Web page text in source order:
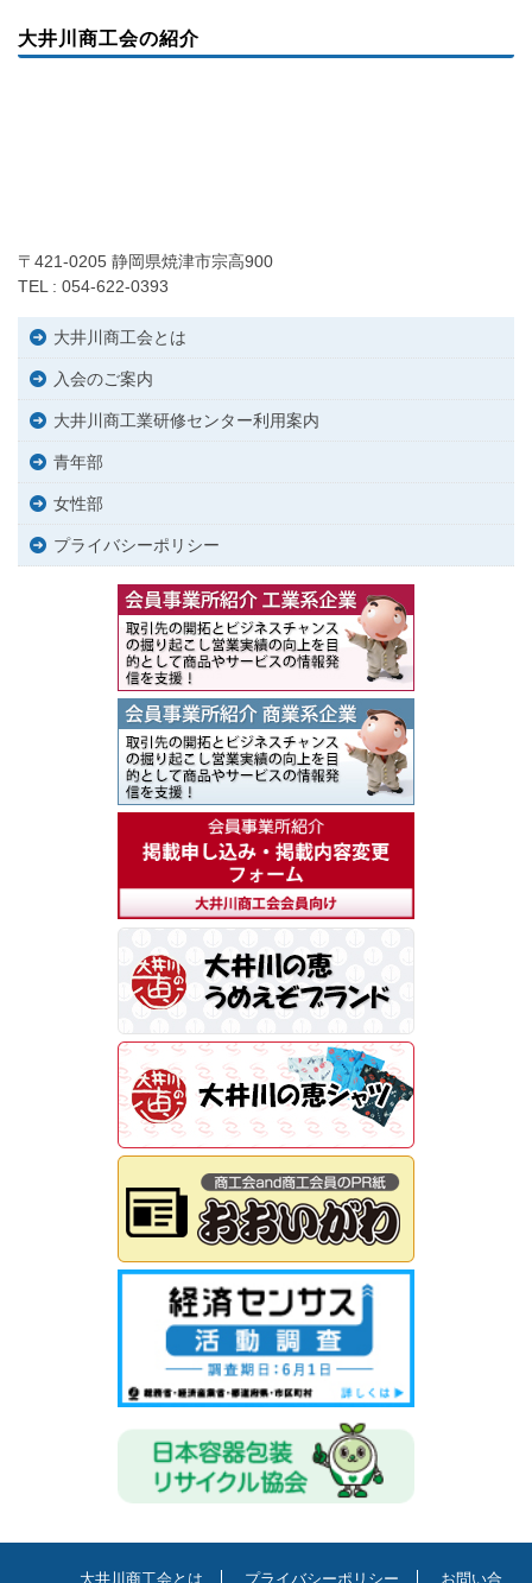
大井川商工会の紹介
〒421-0205 静岡県焼津市宗高900
TEL : 054-622-0393
大井川商工会とは
入会のご案内
大井川商工業研修センター利用案内
青年部
女性部
プライバシーポリシー
大井川商工会とは プライバシーポリシー お問い合